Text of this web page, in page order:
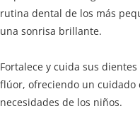
rutina dental de los más
una sonrisa brillante.
Fortalece y cuida sus
flúor, ofreciendo un cuidado
necesidades de los niños.